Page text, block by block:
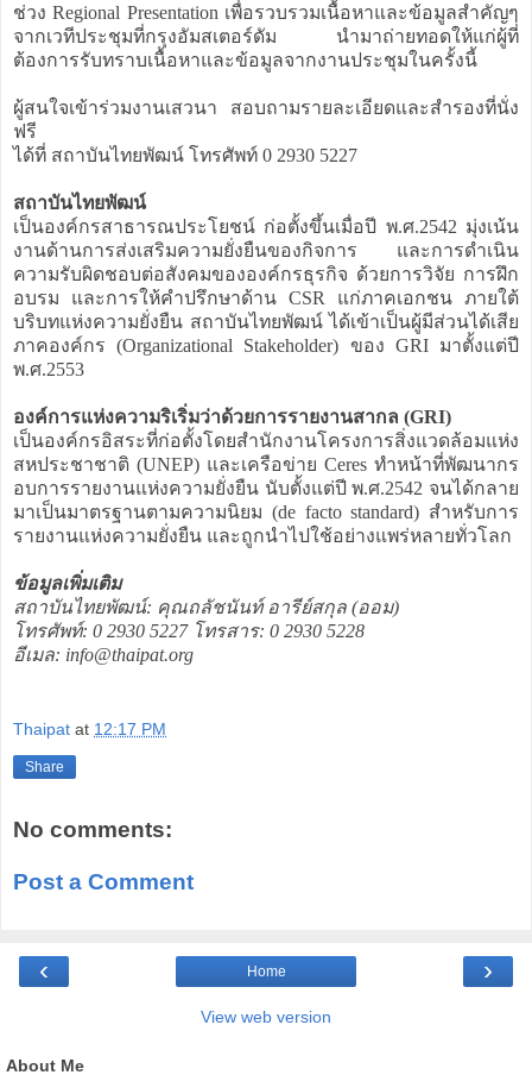
ช่วง Regional Presentation เพื่อรวบรวมเนื้อหาและข้อมูลสำคัญๆ
จากเวทีประชุมที่กรุงอัมสเตอร์ดัม นำมาถ่ายทอดให้แก่ผู้ที่
ต้องการรับทราบเนื้อหาและข้อมูลจากงานประชุมในครั้งนี้
ผู้สนใจเข้าร่วมงานเสวนา สอบถามรายละเอียดและสำรองที่นั่ง
ฟรี
ได้ที่ สถาบันไทยพัฒน์ โทรศัพท์ 0 2930 5227
สถาบันไทยพัฒน์
เป็นองค์กรสาธารณประโยชน์ ก่อตั้งขึ้นเมื่อปี พ.ศ.2542 มุ่งเน้น
งานด้านการส่งเสริมความยั่งยืนของกิจการ และการดำเนิน
ความรับผิดชอบต่อสังคมขององค์กรธุรกิจ ด้วยการวิจัย การฝึก
อบรม และการให้คำปรึกษาด้าน CSR แก่ภาคเอกชน ภายใต้
บริบทแห่งความยั่งยืน สถาบันไทยพัฒน์ ได้เข้าเป็นผู้มีส่วนได้เสีย
ภาคองค์กร (Organizational Stakeholder) ของ GRI มาตั้งแต่ปี
พ.ศ.2553
องค์การแห่งความริเริ่มว่าด้วยการรายงานสากล (GRI)
เป็นองค์กรอิสระที่ก่อตั้งโดยสำนักงานโครงการสิ่งแวดล้อมแห่ง
สหประชาชาติ (UNEP) และเครือข่าย Ceres ทำหน้าที่พัฒนากร
อบการรายงานแห่งความยั่งยืน นับตั้งแต่ปี พ.ศ.2542 จนได้กลาย
มาเป็นมาตรฐานตามความนิยม (de facto standard) สำหรับการ
รายงานแห่งความยั่งยืน และถูกนำไปใช้อย่างแพร่หลายทั่วโลก
ข้อมูลเพิ่มเติม
สถาบันไทยพัฒน์: คุณถลัชนันท์ อารีย์สกุล (ออม)
โทรศัพท์: 0 2930 5227 โทรสาร: 0 2930 5228
อีเมล: info@thaipat.org
Thaipat at 12:17 PM
Share
No comments:
Post a Comment
‹ ›
Home
View web version
About Me